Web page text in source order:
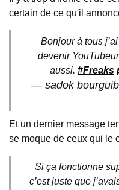
certain de ce qu'il
Bonjour à tous
devenir
aussi. #Freaks
— sadok
Et un dernier message
se moque de ceux qui le
Si ça fonctionne
c’est juste que